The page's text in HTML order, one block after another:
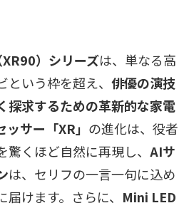
）シリーズは、単なる高
いう枠を超え、 俳優の演技
探求するための革新的な家電
サー「XR」 の進化は、役者
くほど自然に再現し、 AIサ
は、セリフの一言一句に込め
けます。さらに、 Mini LED